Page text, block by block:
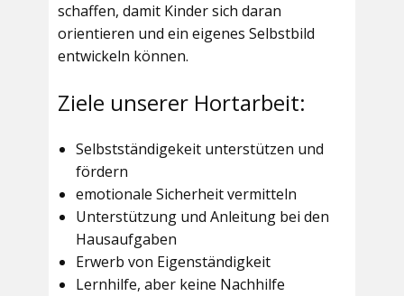
schaffen, damit Kinder sich daran
orientieren und ein eigenes Selbstbild
entwickeln können.
Ziele unserer Hortarbeit:
Selbstständigekeit unterstützen und
fördern
emotionale Sicherheit vermitteln
Unterstützung und Anleitung bei den
Hausaufgaben
Erwerb von Eigenständigkeit
Lernhilfe, aber keine Nachhilfe